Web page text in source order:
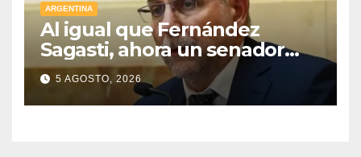
ARGENTINA
Al igual que Fernández
Sagasti, ahora un senador
radical pidió votar en forma
remota
5 AGOSTO, 2026